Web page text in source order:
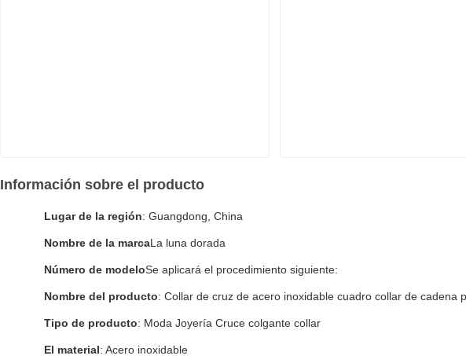
Información sobre el producto
Lugar de la región: Guangdong, China
Nombre de la marcaLa luna dorada
Número de modeloSe aplicará el procedimiento siguiente:
Nombre del producto: Collar de cruz de acero inoxidable cuadro collar de cadena
Tipo de producto: Moda Joyería Cruce colgante collar
El material: Acero inoxidable